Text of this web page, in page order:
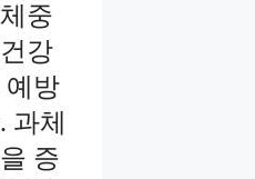
중
강
예방
과체
증